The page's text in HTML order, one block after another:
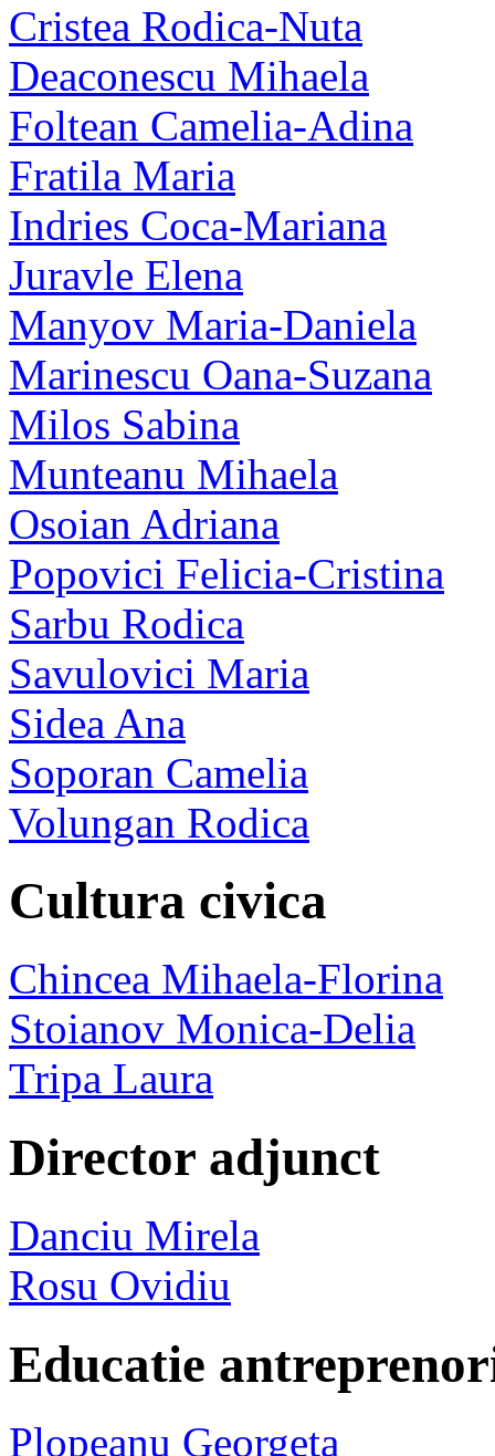
Cristea Rodica-Nuta
Deaconescu Mihaela
Foltean Camelia-Adina
Fratila Maria
Indries Coca-Mariana
Juravle Elena
Manyov Maria-Daniela
Marinescu Oana-Suzana
Milos Sabina
Munteanu Mihaela
Osoian Adriana
Popovici Felicia-Cristina
Sarbu Rodica
Savulovici Maria
Sidea Ana
Soporan Camelia
Volungan Rodica
Cultura civica
Chincea Mihaela-Florina
Stoianov Monica-Delia
Tripa Laura
Director adjunct
Danciu Mirela
Rosu Ovidiu
Educatie
Plopeanu Georgeta